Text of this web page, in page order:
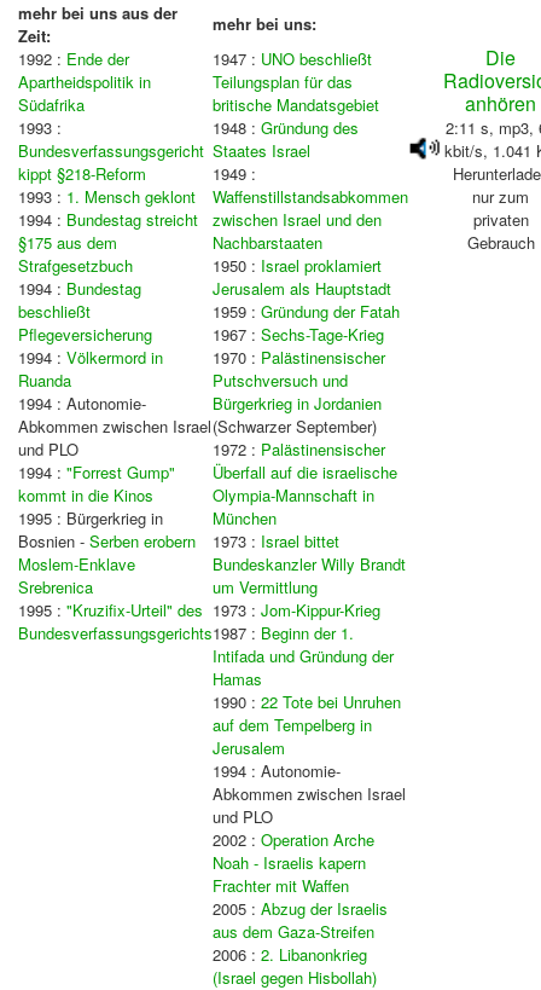
mehr bei uns aus der
Zeit:
mehr bei uns:
1992 : Ende der
Apartheidspolitik in
Südafrika
1993 :
Bundesverfassungsgericht
kippt §218-Reform
1993 : 1. Mensch geklont
1994 : Bundestag streicht
§175 aus dem
Strafgesetzbuch
1994 : Bundestag
beschließt
Pflegeversicherung
1994 : Völkermord in
Ruanda
1994 : Autonomie-
Abkommen zwischen Israel
und PLO
1994 : "Forrest Gump"
kommt in die Kinos
1995 : Bürgerkrieg in
Bosnien - Serben erobern
Moslem-Enklave
Srebrenica
1995 : "Kruzifix-Urteil" des
Bundesverfassungsgerichts
1947 : UNO beschließt
Teilungsplan für das
britische Mandatsgebiet
1948 : Gründung des
Staates Israel
1949 :
Waffenstillstandsabkommen
zwischen Israel und den
Nachbarstaaten
1950 : Israel proklamiert
Jerusalem als Hauptstadt
1959 : Gründung der Fatah
1967 : Sechs-Tage-Krieg
1970 : Palästinensischer
Putschversuch und
Bürgerkrieg in Jordanien
(Schwarzer September)
1972 : Palästinensischer
Überfall auf die israelische
Olympia-Mannschaft in
München
1973 : Israel bittet
Bundeskanzler Willy Brandt
um Vermittlung
1973 : Jom-Kippur-Krieg
1987 : Beginn der 1.
Intifada und Gründung der
Hamas
1990 : 22 Tote bei Unruhen
auf dem Tempelberg in
Jerusalem
1994 : Autonomie-
Abkommen zwischen Israel
und PLO
2002 : Operation Arche
Noah - Israelis kapern
Frachter mit Waffen
2005 : Abzug der Israelis
aus dem Gaza-Streifen
2006 : 2. Libanonkrieg
(Israel gegen Hisbollah)
Die
anhören
2:11 s, mp3,
kbit/s, 1.041
nur zum
privaten
Gebrauch